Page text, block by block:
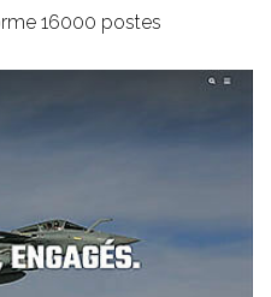
16000 postes